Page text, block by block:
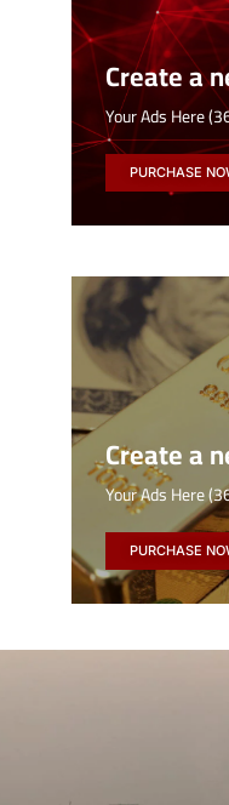
Create a
Your Ads Here
PURCHASE
Create a
Your Ads Here
PURCHASE